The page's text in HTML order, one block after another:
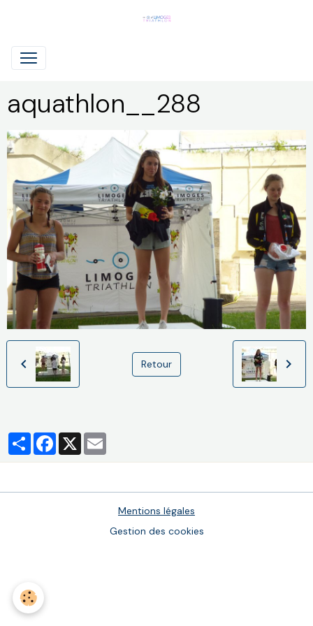
aquathlon__288
Retour
PartagerFacebook
X
Mentions légales
Gestion des cookies